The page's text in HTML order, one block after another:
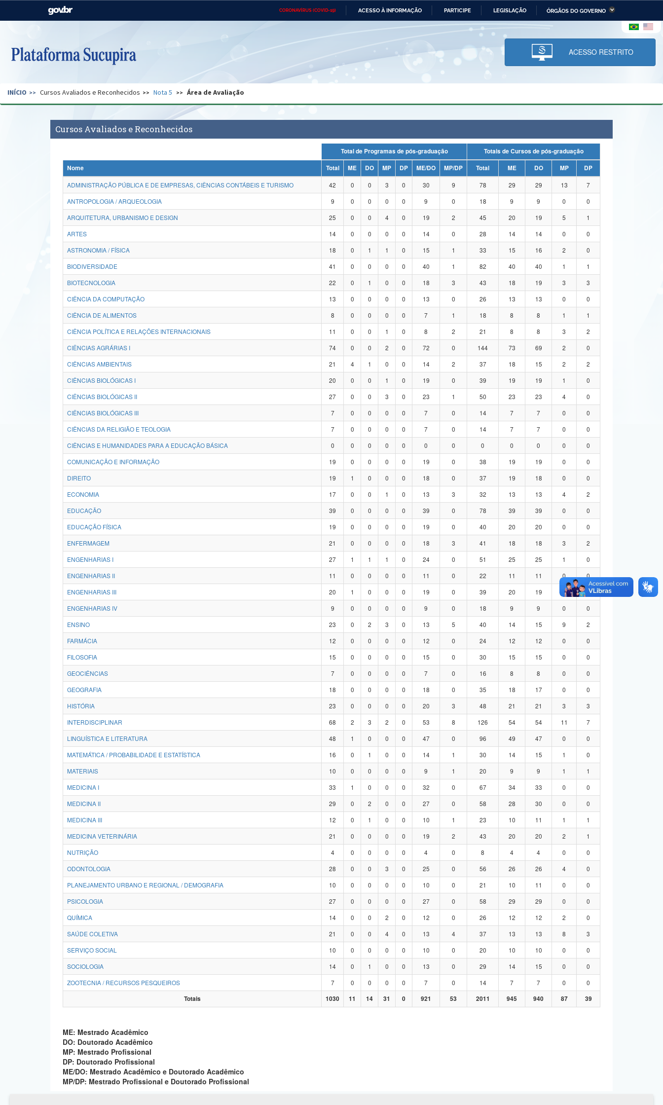
CORONAVÍRUS (COVID-19) ACESSO À INFORMAÇÃO PARTICIPE LEGISLAÇÃO ÓRGÃOS DO GOVERNO
Casa Civil Ministério das Relações Ministério da Economia Ministério da Infraestrutura
Pecuária e Abastecimento
Ministério da Ciência,
Tecnologia, Inovações e
Comunicações
Ministério do Desenvolvimento
Regional e dos Direitos Humanos
Secretaria de Governo Gabinete de Segurança Advocacia-Geral da União Banco Central do Brasil Planalto
ACESSO RESTRITO
INÍCIO Cursos Avaliados e Reconhecidos Nota 5 Área de Avaliação
Cursos Avaliados e Reconhecidos
Total de Programas de pós-graduação
Totais de Cursos de pós-graduação
Nome
Total ME DO MP DP ME/DO MP/DP Total ME DO MP
DP
ADMINISTRAÇÃO PÚBLICA E DE EMPRESAS, CIÊNCIAS CONTÁBEIS E TURISMO
42 0 0 3 0 30 9 78 29 29 13
7
ANTROPOLOGIA / ARQUEOLOGIA
9 0 0 0 0 9 0 18 9 9 0
0
ARQUITETURA, URBANISMO E DESIGN
25 0 0 4 0 19 2 45 20 19 5
1
ARTES
14 0 0 0 0 14 0 28 14 14 0
0
ASTRONOMIA / FÍSICA
18 0 1 1 0 15 1 33 15 16 2
0
BIODIVERSIDADE
41 0 0 0 0 40 1 82 40 40 1
1
BIOTECNOLOGIA
22 0 1 0 0 18 3 43 18 19 3
3
CIÊNCIA DA COMPUTAÇÃO
13 0 0 0 0 13 0 26 13 13 0
0
CIÊNCIA DE ALIMENTOS
8 0 0 0 0 7 1 18 8 8 1
1
CIÊNCIA POLÍTICA E RELAÇÕES INTERNACIONAIS
11 0 0 1 0 8 2 21 8 8 3
2
CIÊNCIAS AGRÁRIAS I
74 0 0 2 0 72 0 144 73 69 2
0
CIÊNCIAS AMBIENTAIS
21 4 1 0 0 14 2 37 18 15 2
2
CIÊNCIAS BIOLÓGICAS I
20 0 0 1 0 19 0 39 19 19 1
0
CIÊNCIAS BIOLÓGICAS II
27 0 0 3 0 23 1 50 23 23 4
0
CIÊNCIAS BIOLÓGICAS III
7 0 0 0 0 7 0 14 7 7 0
0
CIÊNCIAS DA RELIGIÃO E TEOLOGIA
7 0 0 0 0 7 0 14 7 7 0
0
CIÊNCIAS E HUMANIDADES PARA A EDUCAÇÃO BÁSICA
0 0 0 0 0 0 0 0 0 0 0
0
COMUNICAÇÃO E INFORMAÇÃO
19 0 0 0 0 19 0 38 19 19 0
0
DIREITO
19 1 0 0 0 18 0 37 19 18 0
0
ECONOMIA
17 0 0 1 0 13 3 32 13 13 4
2
EDUCAÇÃO
39 0 0 0 0 39 0 78 39 39 0
0
EDUCAÇÃO FÍSICA
19 0 0 0 0 19 0 40 20 20 0
0
ENFERMAGEM
21 0 0 0 0 18 3 41 18 18 3
2
ENGENHARIAS I
27 1 1 1 0 24 0 51 25 25 1
0
ENGENHARIAS II
11 0 0 0 0 11 0 22 11 11 0
0
ENGENHARIAS III
20 1 0 0 0 19 0 39 20 19 0
0
ENGENHARIAS IV
9 0 0 0 0 9 0 18 9 9 0
0
ENSINO
23 0 2 3 0 13 5 40 14 15 9
2
FARMÁCIA
12 0 0 0 0 12 0 24 12 12 0
0
FILOSOFIA
15 0 0 0 0 15 0 30 15 15 0
0
GEOCIÊNCIAS
7 0 0 0 0 7 0 16 8 8 0
0
GEOGRAFIA
18 0 0 0 0 18 0 35 18 17 0
0
HISTÓRIA
23 0 0 0 0 20 3 48 21 21 3
3
INTERDISCIPLINAR
68 2 3 2 0 53 8 126 54 54 11
7
LINGUÍSTICA E LITERATURA
48 1 0 0 0 47 0 96 49 47 0
0
MATEMÁTICA / PROBABILIDADE E ESTATÍSTICA
16 0 1 0 0 14 1 30 14 15 1
0
MATERIAIS
10 0 0 0 0 9 1 20 9 9 1
1
MEDICINA I
33 1 0 0 0 32 0 67 34 33 0
0
MEDICINA II
29 0 2 0 0 27 0 58 28 30 0
0
MEDICINA III
12 0 1 0 0 10 1 23 10 11 1
1
MEDICINA VETERINÁRIA
21 0 0 0 0 19 2 43 20 20 2
1
NUTRIÇÃO
4 0 0 0 0 4 0 8 4 4 0
0
ODONTOLOGIA
28 0 0 3 0 25 0 56 26 26 4
0
PLANEJAMENTO URBANO E REGIONAL / DEMOGRAFIA
10 0 0 0 0 10 0 21 10 11 0
0
PSICOLOGIA
27 0 0 0 0 27 0 58 29 29 0
0
QUÍMICA
14 0 0 2 0 12 0 26 12 12 2
0
SAÚDE COLETIVA
21 0 0 4 0 13 4 37 13 13 8
3
SERVIÇO SOCIAL
10 0 0 0 0 10 0 20 10 10 0
0
SOCIOLOGIA
14 0 1 0 0 13 0 29 14 15 0
0
ZOOTECNIA / RECURSOS PESQUEIROS
7 0 0 0 0 7 0 14 7 7 0
0
Totais
1030 11 14 31 0 921 53 2011 945 940 87 39
ME: Mestrado Acadêmico
DO: Doutorado Acadêmico
MP: Mestrado Profissional
DP: Doutorado Profissional
ME/DO: Mestrado Acadêmico e Doutorado Acadêmico
MP/DP: Mestrado Profissional e Doutorado Profissional